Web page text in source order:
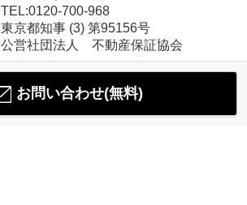
TEL:0120-700-968
東京都知事 (3) 第95156号
公営社団法人 不動産保証協会
お問い合わせ(無料)